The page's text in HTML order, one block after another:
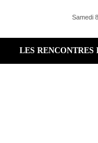
Samedi
LES RENCONTRES